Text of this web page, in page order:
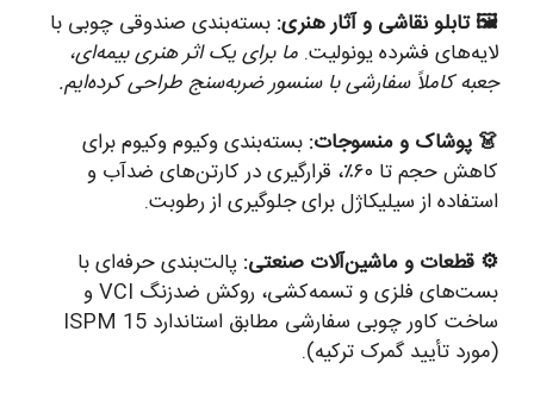
🖼️ تابلو نقاشی و آثار هنری: بسته‌بندی صندوقی چوبی با
لایه‌های فشرده یونولیت. ما برای یک اثر هنری بیمه‌ای،
جعبه کاملاً سفارشی با سنسور ضربه‌سنج طراحی کرده‌ایم.
👗 پوشاک و منسوجات: بسته‌بندی وکیوم وکیوم برای
کاهش حجم تا ۶۰٪، قرارگیری در کارتن‌های ضدآب و
استفاده از سیلیکاژل برای جلوگیری از رطوبت.
⚙️ قطعات و ماشین‌آلات صنعتی: پالت‌بندی حرفه‌ای با
بست‌های فلزی و تسمه‌کشی، روکش ضدزنگ VCI و
ساخت کاور چوبی سفارشی مطابق استاندارد ISPM 15
(مورد تأیید گمرک ترکیه).